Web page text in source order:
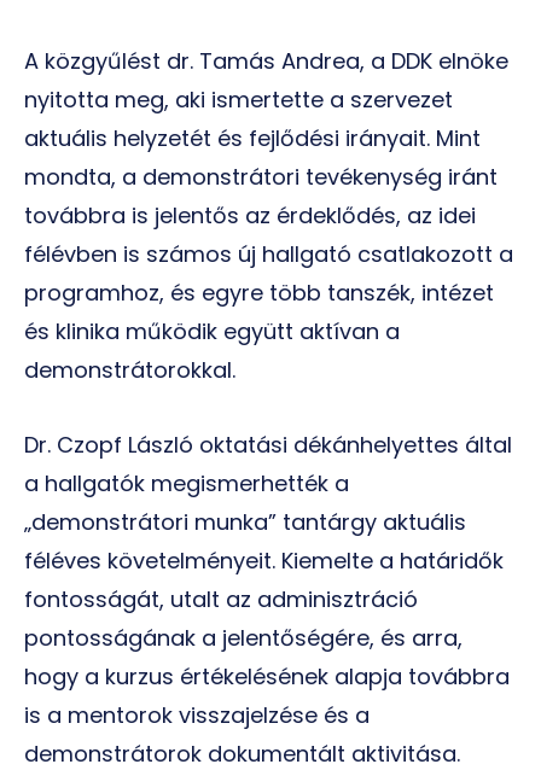
A közgyűlést dr. Tamás Andrea, a DDK elnöke
nyitotta meg, aki ismertette a szervezet
aktuális helyzetét és fejlődési irányait. Mint
mondta, a demonstrátori tevékenység iránt
továbbra is jelentős az érdeklődés, az idei
félévben is számos új hallgató csatlakozott a
programhoz, és egyre több tanszék, intézet
és klinika működik együtt aktívan a
demonstrátorokkal.
Dr. Czopf László oktatási dékánhelyettes által
a hallgatók megismerhették a
„demonstrátori munka” tantárgy aktuális
féléves követelményeit. Kiemelte a határidők
fontosságát, utalt az adminisztráció
pontosságának a jelentőségére, és arra,
hogy a kurzus értékelésének alapja továbbra
is a mentorok visszajelzése és a
demonstrátorok dokumentált aktivitása.